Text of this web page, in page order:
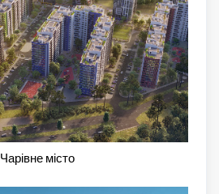
Чарівне місто